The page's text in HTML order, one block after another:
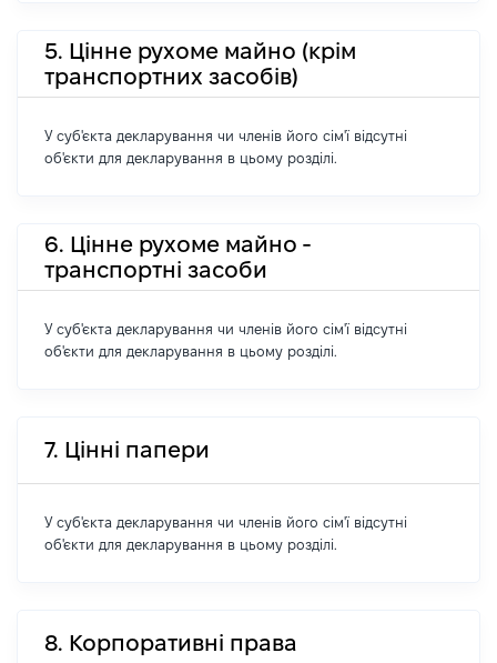
5. Цінне рухоме майно (крім
транспортних засобів)
У суб'єкта декларування чи членів його сім'ї відсутні
об'єкти для декларування в цьому розділі.
6. Цінне рухоме майно -
транспортні засоби
У суб'єкта декларування чи членів його сім'ї відсутні
об'єкти для декларування в цьому розділі.
7. Цінні папери
У суб'єкта декларування чи членів його сім'ї відсутні
об'єкти для декларування в цьому розділі.
8. Корпоративні права